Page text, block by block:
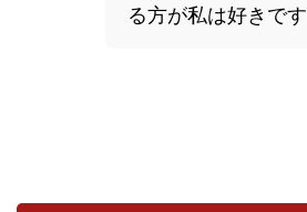
る方が私は好きです